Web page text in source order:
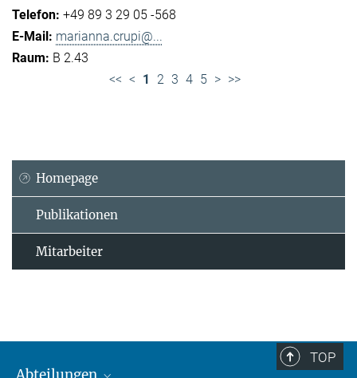
+49 89 3 29 05 -568
marianna.crupi@...
B 2.43
<< < 1 2 3 4 5 > >>
Homepage
Publikationen
Mitarbeiter
TOP